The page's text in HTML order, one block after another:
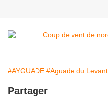
#AYGUADE #Aguade du Levant
Partager